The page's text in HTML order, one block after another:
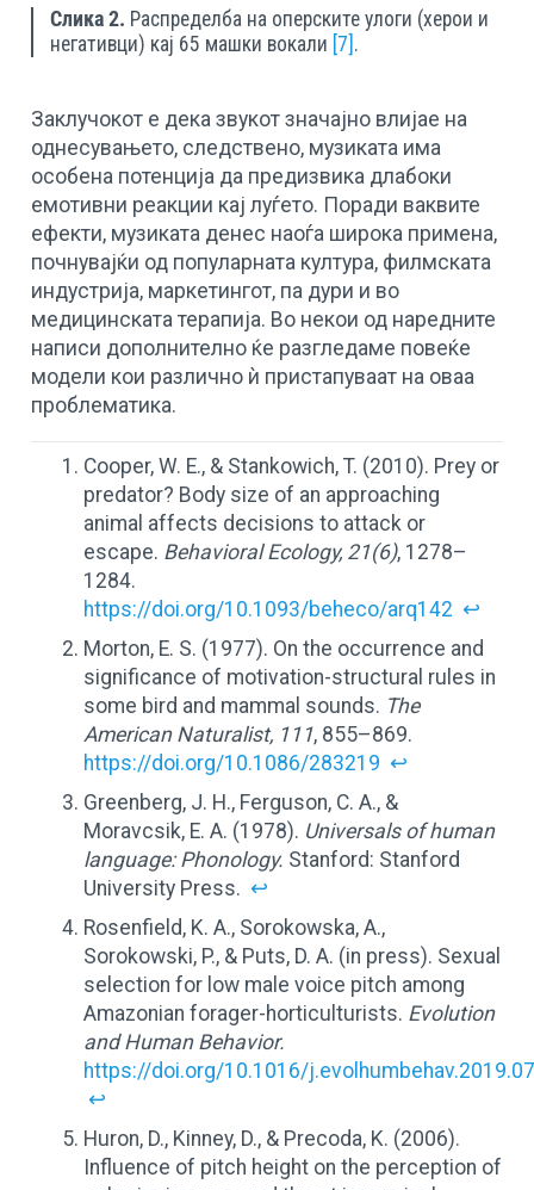
Слика 2. Распределба на оперските улоги (херои и
негативци) кај 65 машки вокали [7] .
Заклучокот е дека звукот значајно влијае на
однесувањето, следствено, музиката има
особена потенција да предизвика длабоки
емотивни реакции кај луѓето. Поради ваквите
ефекти, музиката денес наоѓа широка примена,
почнувајќи од популарната култура, филмската
индустрија, маркетингот, па дури и во
медицинската терапија. Во некои од наредните
написи дополнително ќе разгледаме повеќе
модели кои различно ѝ пристапуваат на оваа
проблематика.
Cooper, W. E., & Stankowich, T. (2010). Prey or
predator? Body size of an approaching
animal affects decisions to attack or
escape. Behavioral Ecology, 21(6), 1278–
1284.
https://doi.org/10.1093/beheco/arq142 ↩
Morton, E. S. (1977). On the occurrence and
significance of motivation-structural rules in
some bird and mammal sounds. The
American Naturalist, 111, 855–869.
https://doi.org/10.1086/283219 ↩
Greenberg, J. H., Ferguson, C. A., &
Moravcsik, E. A. (1978). Universals of human
language: Phonology. Stanford: Stanford
University Press. ↩
Rosenfield, K. A., Sorokowska, A.,
Sorokowski, P., & Puts, D. A. (in press). Sexual
selection for low male voice pitch among
Amazonian forager-horticulturists. Evolution
and Human Behavior.
https://doi.org/10.1016/
↩
Huron, D., Kinney, D., & Precoda, K. (2006).
Influence of pitch height on the perception of